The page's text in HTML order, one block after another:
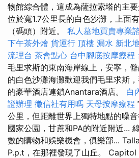
物館綜合體，這成為薩拉索塔的主
位於寬1.7公里長的白色沙灘，上面
（碼頭）附近。 私人墓地買賣專業
下午茶外燴 貨運行 頂樓 漏水 新北
流理台 茶會點心 台中腳底按摩療程
毛里求斯的東南海岸線上，安寧，
的白色沙灘海灘歡迎我們毛里求斯
的豪華酒店連鎖Anantara酒店。 白
證辦理 徵信社有用嗎 天母按摩療程
公里，但距離世界上獨特地點的噪
國家公園，甘蔗和PA的附近附近...
數的購物和娛樂機會，俱樂部...
P.p.t，在那裡發現了山丘。